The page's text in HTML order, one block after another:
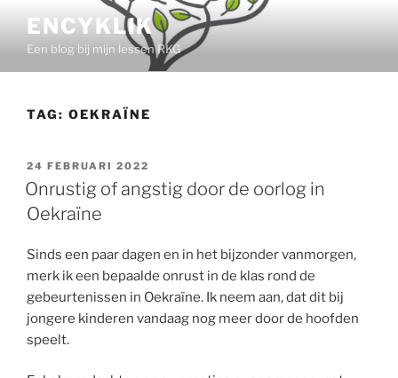
inhoud
ENCYKLIK
Een blog bij mijn lessen RKG
TAG: OEKRAÏNE
GEPLAATST
OP
24 FEBRUARI 2022
Onrustig of angstig door de oorlog in
Oekraïne
Sinds een paar dagen en in het bijzonder vanmorgen,
merk ik een bepaalde onrust in de klas rond de
gebeurtenissen in Oekraïne. Ik neem aan, dat dit bij
jongere kinderen vandaag nog meer door de hoofden
speelt.